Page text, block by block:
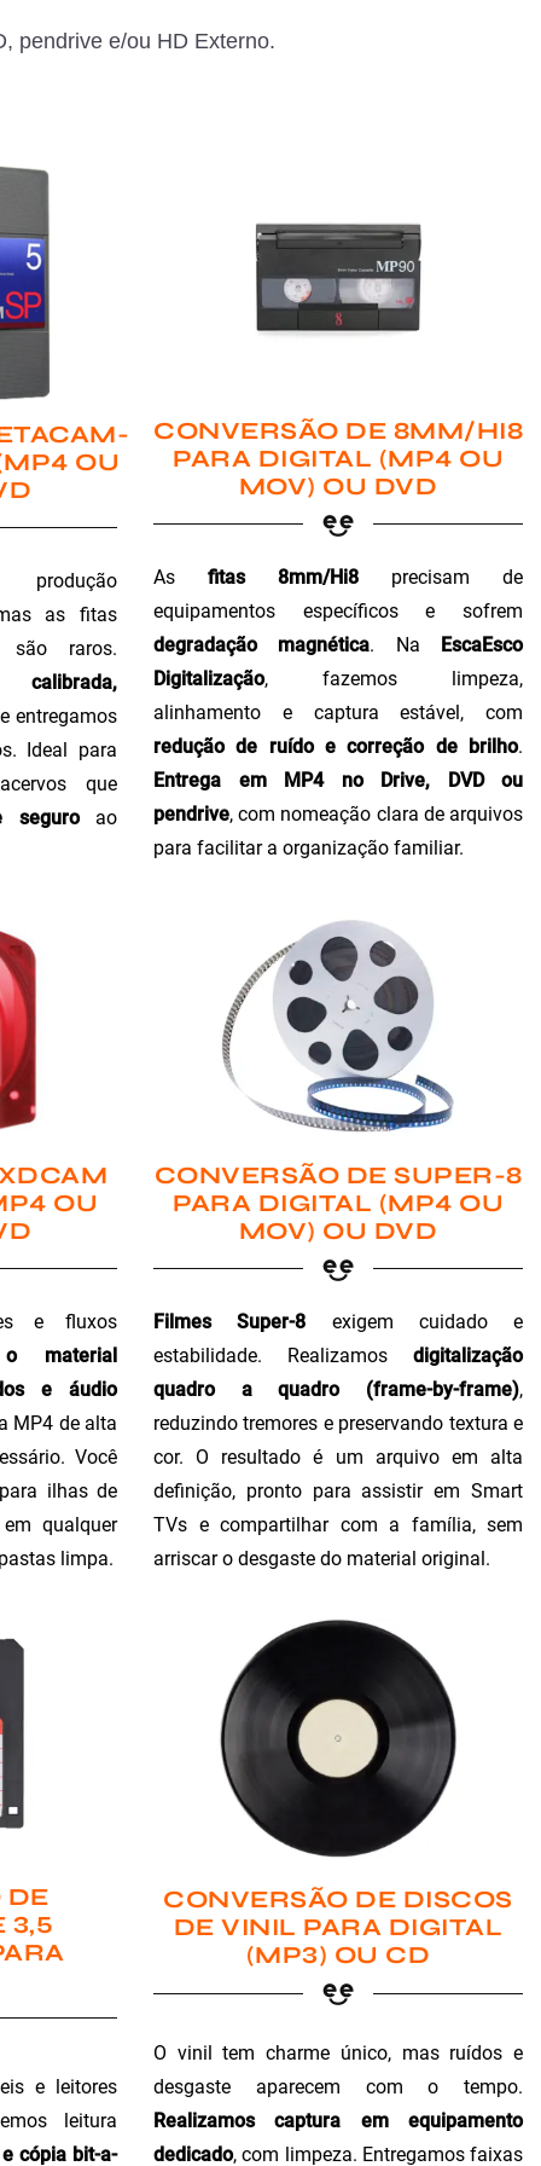
pendrive e/ou HD Externo.
OU
as fitas
são raros.
entregamos
Ideal para
que
seguroao
CONVERSÃO DE 8MM/HI8
PARA DIGITAL (MP4 OU
MOV) OU DVD
As fitas 8mm/Hi8 precisam de
equipamentos específicos e sofrem
degradação magnética. Na EscaEsco
Digitalização, fazemos limpeza,
alinhamento e captura estável, com
redução de ruído e correção de brilho.
Entrega em MP4 no Drive, DVD ou
pendrive, com nomeação clara de arquivos
para facilitar a organização familiar.
OU
e fluxos
o material
e áudio
MP4 de alta
Você
ilhas de
qualquer
limpa.
CONVERSÃO DE SUPER-8
PARA DIGITAL (MP4 OU
MOV) OU DVD
Filmes Super-8 exigem cuidado e
estabilidade. Realizamos digitalização
quadro a quadro (frame-by-frame),
reduzindo tremores e preservando textura e
cor. O resultado é um arquivo em alta
definição, pronto para assistir em Smart
TVs e compartilhar com a família, sem
arriscar o desgaste do material original.
DE
3,5
e leitores
leitura
cópia bit-a-
CONVERSÃO DE DISCOS
DE VINIL PARA DIGITAL
(MP3) OU CD
O vinil tem charme único, mas ruídos e
desgaste aparecem com o tempo.
Realizamos captura em equipamento
dedicado, com limpeza. Entregamos faixas